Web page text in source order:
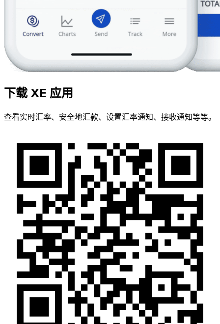
下载 XE 应用
查看实时汇率、安全地汇款、设置汇率通知、接收通知等等。